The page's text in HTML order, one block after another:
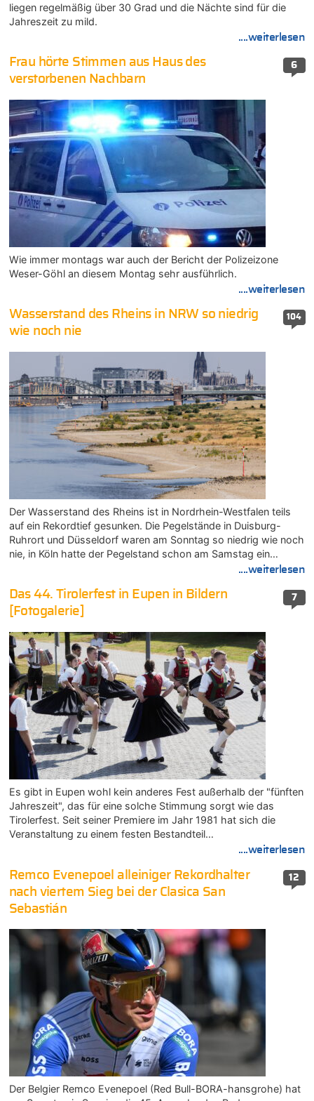
liegen regelmäßig über 30 Grad und die Nächte sind für die
Jahreszeit zu mild.
....weiterlesen
6
Frau hörte Stimmen aus Haus des
verstorbenen Nachbarn
Wie immer montags war auch der Bericht der Polizeizone
Weser-Göhl an diesem Montag sehr ausführlich.
....weiterlesen
104
Wasserstand des Rheins in NRW so niedrig
wie noch nie
Der Wasserstand des Rheins ist in Nordrhein-Westfalen teils
auf ein Rekordtief gesunken. Die Pegelstände in Duisburg-
Ruhrort und Düsseldorf waren am Sonntag so niedrig wie noch
nie, in Köln hatte der Pegelstand schon am Samstag ein…
....weiterlesen
7
Das 44. Tirolerfest in Eupen in Bildern
[Fotogalerie]
Es gibt in Eupen wohl kein anderes Fest außerhalb der "fünften
Jahreszeit", das für eine solche Stimmung sorgt wie das
Tirolerfest. Seit seiner Premiere im Jahr 1981 hat sich die
Veranstaltung zu einem festen Bestandteil…
....weiterlesen
12
Remco Evenepoel alleiniger Rekordhalter
nach viertem Sieg bei der Clasica San
Sebastián
Der Belgier Remco Evenepoel (Red Bull-BORA-hansgrohe) hat